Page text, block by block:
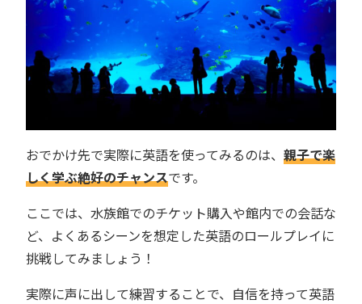
おでかけ先で実際に英語を使ってみるのは、 親子で楽
しく学ぶ絶好のチャンスです。
ここでは、水族館でのチケット購入や館内での会話な
ど、よくあるシーンを想定した英語のロールプレイに
挑戦してみましょう！
実際に声に出して練習することで、自信を持って英語